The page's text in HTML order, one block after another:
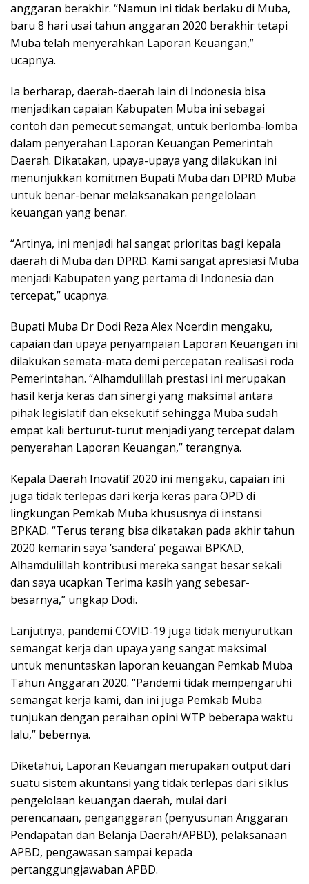
anggaran berakhir. “Namun ini tidak berlaku di Muba,
baru 8 hari usai tahun anggaran 2020 berakhir tetapi
Muba telah menyerahkan Laporan Keuangan,”
ucapnya.
Ia berharap, daerah-daerah lain di Indonesia bisa
menjadikan capaian Kabupaten Muba ini sebagai
contoh dan pemecut semangat, untuk berlomba-lomba
dalam penyerahan Laporan Keuangan Pemerintah
Daerah. Dikatakan, upaya-upaya yang dilakukan ini
menunjukkan komitmen Bupati Muba dan DPRD Muba
untuk benar-benar melaksanakan pengelolaan
keuangan yang benar.
“Artinya, ini menjadi hal sangat prioritas bagi kepala
daerah di Muba dan DPRD. Kami sangat apresiasi Muba
menjadi Kabupaten yang pertama di Indonesia dan
tercepat,” ucapnya.
Bupati Muba Dr Dodi Reza Alex Noerdin mengaku,
capaian dan upaya penyampaian Laporan Keuangan ini
dilakukan semata-mata demi percepatan realisasi roda
Pemerintahan. “Alhamdulillah prestasi ini merupakan
hasil kerja keras dan sinergi yang maksimal antara
pihak legislatif dan eksekutif sehingga Muba sudah
empat kali berturut-turut menjadi yang tercepat dalam
penyerahan Laporan Keuangan,” terangnya.
Kepala Daerah Inovatif 2020 ini mengaku, capaian ini
juga tidak terlepas dari kerja keras para OPD di
lingkungan Pemkab Muba khususnya di instansi
BPKAD. “Terus terang bisa dikatakan pada akhir tahun
2020 kemarin saya ‘sandera’ pegawai BPKAD,
Alhamdulillah kontribusi mereka sangat besar sekali
dan saya ucapkan Terima kasih yang sebesar-
besarnya,” ungkap Dodi.
Lanjutnya, pandemi COVID-19 juga tidak menyurutkan
semangat kerja dan upaya yang sangat maksimal
untuk menuntaskan laporan keuangan Pemkab Muba
Tahun Anggaran 2020. “Pandemi tidak mempengaruhi
semangat kerja kami, dan ini juga Pemkab Muba
tunjukan dengan peraihan opini WTP beberapa waktu
lalu,” bebernya.
Diketahui, Laporan Keuangan merupakan output dari
suatu sistem akuntansi yang tidak terlepas dari siklus
pengelolaan keuangan daerah, mulai dari
perencanaan, penganggaran (penyusunan Anggaran
Pendapatan dan Belanja Daerah/APBD), pelaksanaan
APBD, pengawasan sampai kepada
pertanggungjawaban APBD.